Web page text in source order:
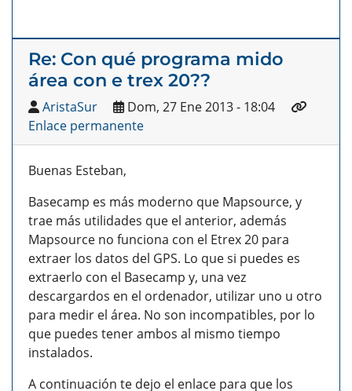
Re: Con qué programa mido
área con e trex 20??
AristaSur
Dom, 27 Ene 2013 - 18:04
Enlace permanente
Buenas Esteban,
Basecamp es más moderno que Mapsource, y
trae más utilidades que el anterior, además
Mapsource no funciona con el Etrex 20 para
extraer los datos del GPS. Lo que si puedes es
extraerlo con el Basecamp y, una vez
descargardos en el ordenador, utilizar uno u otro
para medir el área. No son incompatibles, por lo
que puedes tener ambos al mismo tiempo
instalados.
A continuación te dejo el enlace para que los